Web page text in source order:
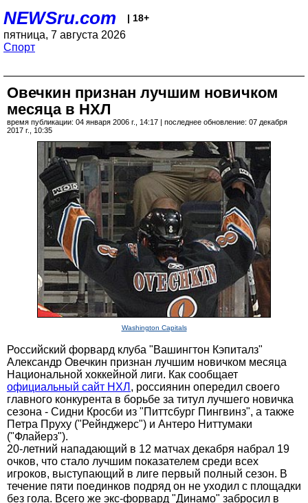
NEWSru.com | 18+
пятница, 7 августа 2026
Спорт
Овечкин признан лучшим новичком
месяца в НХЛ
время публикации: 04 января 2006 г., 14:17 | последнее обновление: 07 декабря
2017 г., 10:35
Washington Capitals
Российский форвард клуба "Вашингтон Кэпиталз"
Александр Овечкин признан лучшим новичком месяца
Национальной хоккейной лиги. Как сообщает
официальный сайт НХЛ , россиянин опередил своего
главного конкурента в борьбе за титул лучшего новичка
сезона - Сидни Кросби из "Питтсбург Пингвинз", а также
Петра Пруху ("Рейнджерс") и Антеро Ниттумаки
("Флайерз").
20-летний нападающий в 12 матчах декабря набрал 19
очков, что стало лучшим показателем среди всех
игроков, выступающий в лиге первый полный сезон. В
течение пяти поединков подряд он не уходил с площадки
без гола. Всего же экс-форвард "Динамо" забросил в